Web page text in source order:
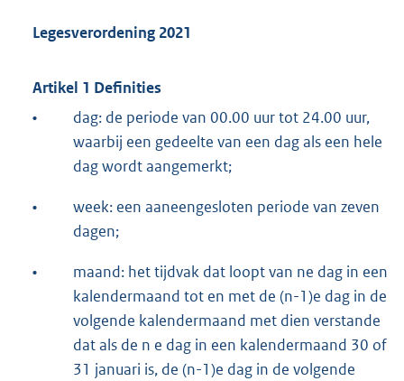
Legesverordening 2021
Artikel 1 Definities
•
dag: de periode van 00.00 uur tot 24.00 uur,
waarbij een gedeelte van een dag als een hele
dag wordt aangemerkt;
•
week: een aaneengesloten periode van zeven
dagen;
•
maand: het tijdvak dat loopt van ne dag in een
kalendermaand tot en met de (n-1)e dag in de
volgende kalendermaand met dien verstande
dat als de n e dag in een kalendermaand 30 of
31 januari is, de (n-1)e dag in de volgende